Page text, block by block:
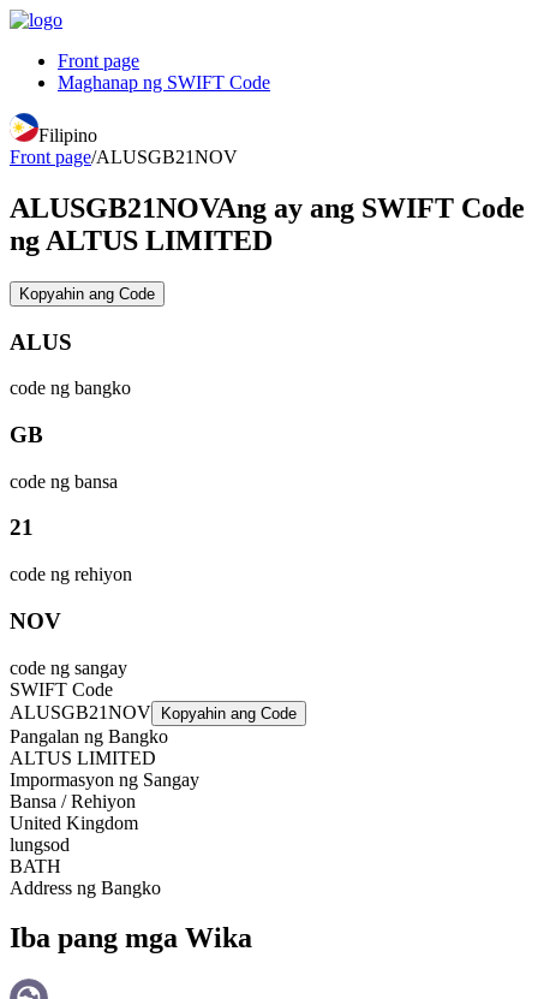
Front page
Maghanap ng SWIFT Code
Filipino
Front page/ALUSGB21NOV
ALUSGB21NOVAng ay ang SWIFT Code
ng ALTUS LIMITED
Kopyahin ang Code
ALUS
code ng bangko
GB
code ng bansa
21
code ng rehiyon
NOV
code ng sangay
SWIFT Code
ALUSGB21NOV Kopyahin ang Code
Pangalan ng Bangko
ALTUS LIMITED
Impormasyon ng Sangay
Bansa / Rehiyon
United Kingdom
lungsod
BATH
Address ng Bangko
Iba pang mga Wika